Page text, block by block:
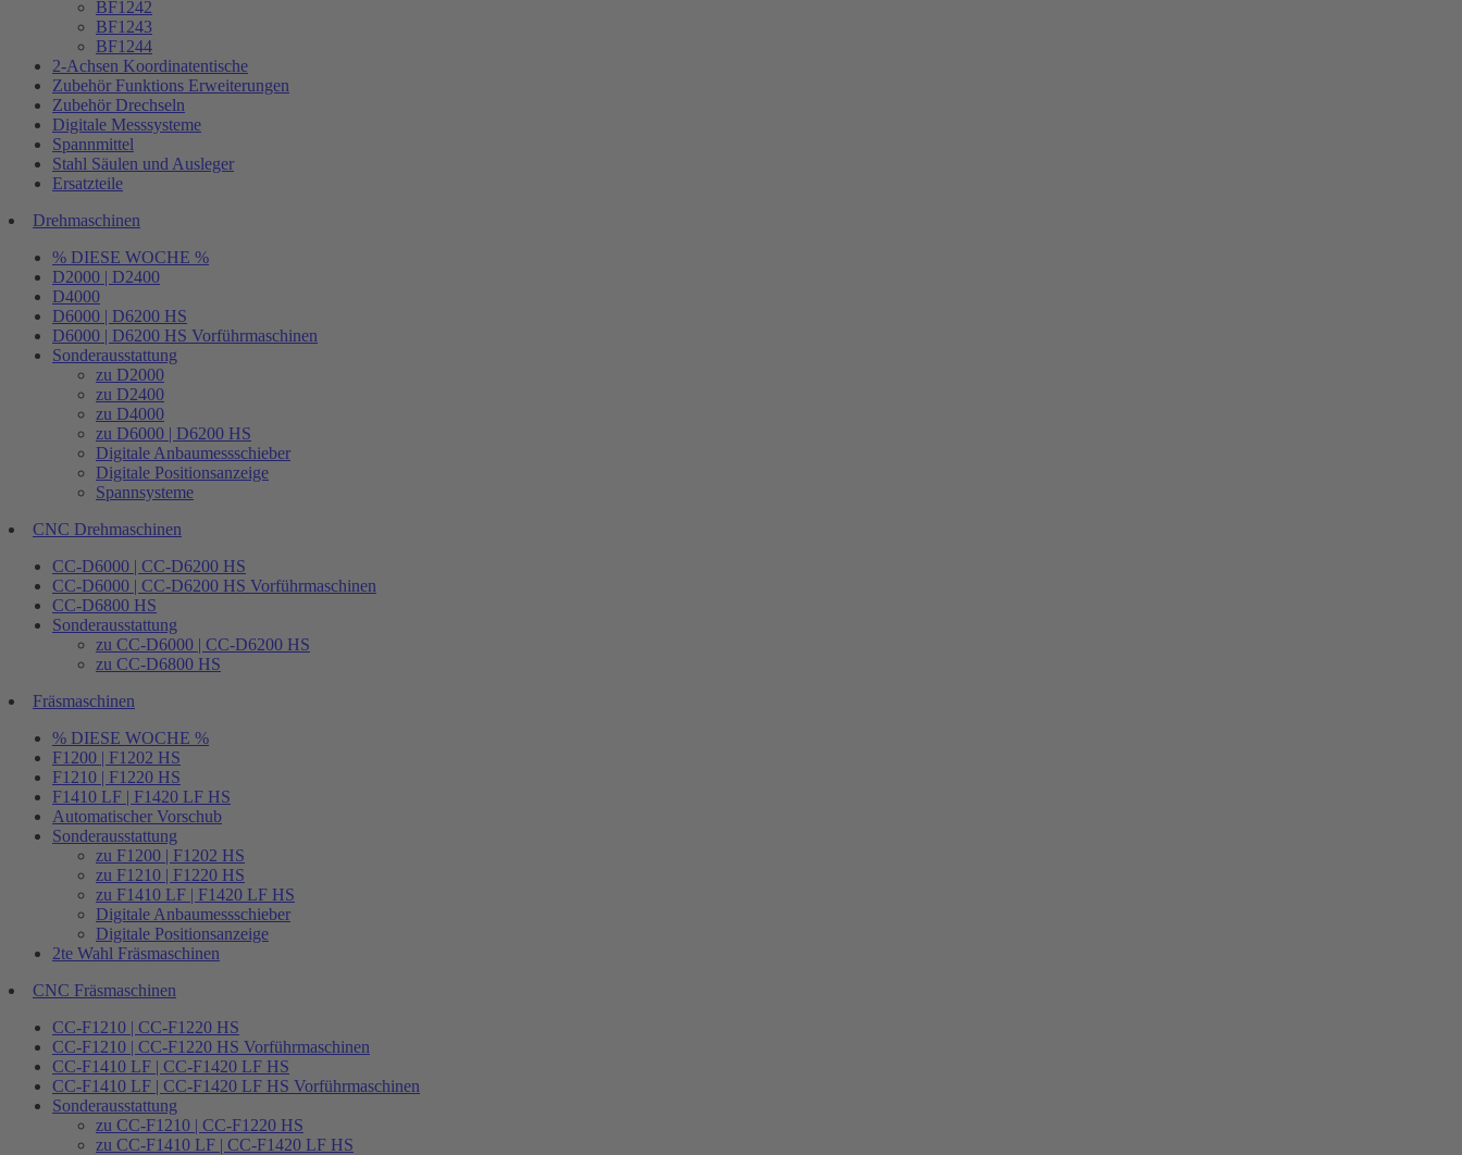
BF1242
BF1243
BF1244
2-Achsen Koordinatentische
Zubehör Funktions Erweiterungen
Zubehör Drechseln
Digitale Messsysteme
Spannmittel
Stahl Säulen und Ausleger
Ersatzteile
Drehmaschinen
% DIESE WOCHE %
D2000 | D2400
D4000
D6000 | D6200 HS
D6000 | D6200 HS Vorführmaschinen
Sonderausstattung
zu D2000
zu D2400
zu D4000
zu D6000 | D6200 HS
Digitale Anbaumessschieber
Digitale Positionsanzeige
Spannsysteme
CNC Drehmaschinen
CC-D6000 | CC-D6200 HS
CC-D6000 | CC-D6200 HS Vorführmaschinen
CC-D6800 HS
Sonderausstattung
zu CC-D6000 | CC-D6200 HS
zu CC-D6800 HS
Fräsmaschinen
% DIESE WOCHE %
F1200 | F1202 HS
F1210 | F1220 HS
F1410 LF | F1420 LF HS
Automatischer Vorschub
Sonderausstattung
zu F1200 | F1202 HS
zu F1210 | F1220 HS
zu F1410 LF | F1420 LF HS
Digitale Anbaumessschieber
Digitale Positionsanzeige
2te Wahl Fräsmaschinen
CNC Fräsmaschinen
CC-F1210 | CC-F1220 HS
CC-F1210 | CC-F1220 HS Vorführmaschinen
CC-F1410 LF | CC-F1420 LF HS
CC-F1410 LF | CC-F1420 LF HS Vorführmaschinen
Sonderausstattung
zu CC-F1210 | CC-F1220 HS
zu CC-F1410 LF | CC-F1420 LF HS